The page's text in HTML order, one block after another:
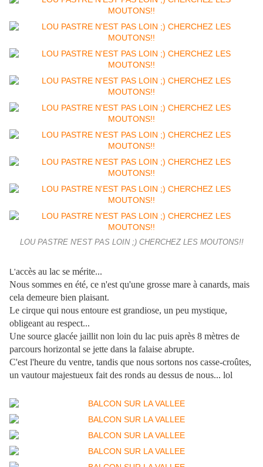
LOU PASTRE N'EST PAS LOIN ;) CHERCHEZ LES MOUTONS!!
L'accès au lac se mérite...
Nous sommes en été, ce n'est qu'une grosse mare à canards, mais
cela demeure bien plaisant.
Le cirque qui nous entoure est grandiose, un peu mystique,
obligeant au respect...
Une source glacée jaillit non loin du lac puis après 8 mètres de
parcours horizontal se jette dans la falaise abrupte.
C'est l'heure du ventre, tandis que nous sortons nos casse-croûtes,
un vautour majestueux fait des ronds au dessus de nous... lol